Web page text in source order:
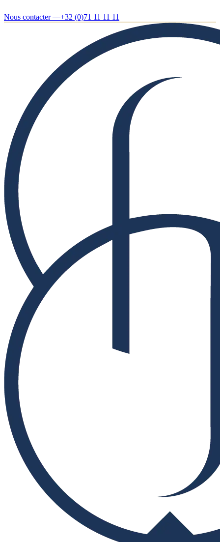
Nous contacter —+32 (0)71 11 11 11